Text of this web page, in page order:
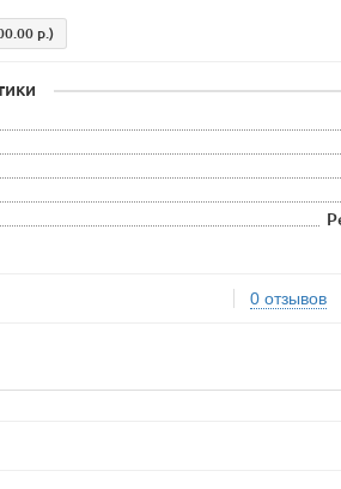
р.)
0 отзывов